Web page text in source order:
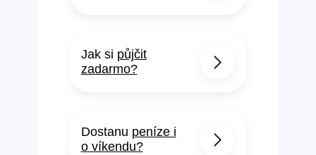
Jak si půjčit
zadarmo?
Dostanu peníze i
o víkendu?